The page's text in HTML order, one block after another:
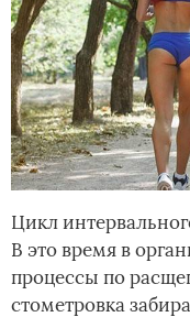
Цикл
В это время в
процессы по
стометровка